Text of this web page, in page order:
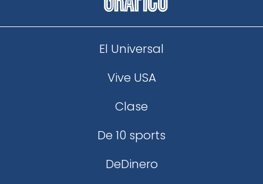
El Universal
Vive USA
Clase
De 10 sports
DeDinero